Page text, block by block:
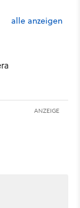
alle anzeigen
ANZEIGE